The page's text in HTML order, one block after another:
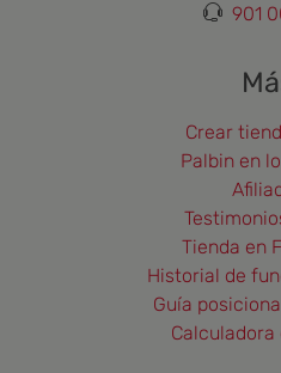
901
Crear
Palbin en
Tienda en
Historial de
Guía
Calculadora